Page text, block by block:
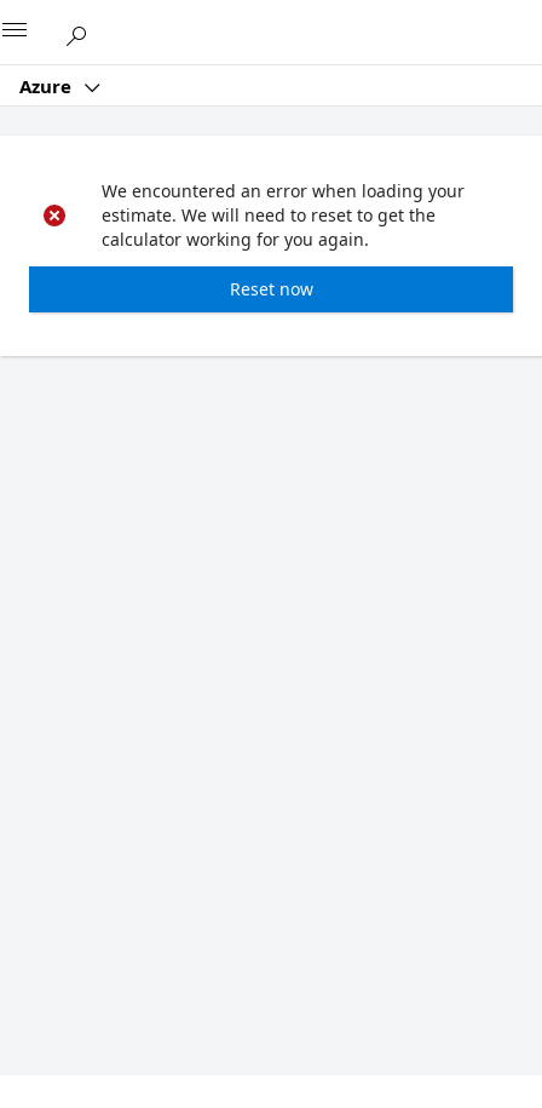
Azure
We encountered an error when loading your
estimate. We will need to reset to get the
calculator working for you again.
Reset now